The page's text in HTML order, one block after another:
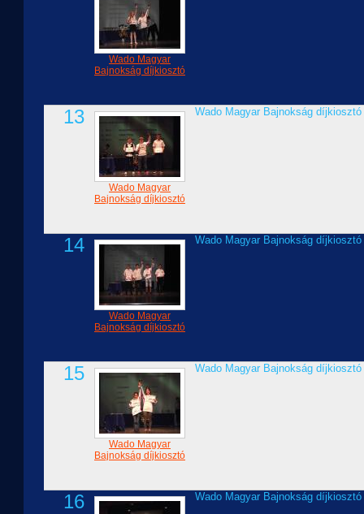
Wado Magyar
Bajnokság díjkiosztó
13
Wado Magyar
Bajnokság díjkiosztó
Wado Magyar Bajnokság díjkiosztó
14
Wado Magyar
Bajnokság díjkiosztó
Wado Magyar Bajnokság díjkiosztó
15
Wado Magyar
Bajnokság díjkiosztó
Wado Magyar Bajnokság díjkiosztó
16 Wado Magyar Bajnokság díjkiosztó